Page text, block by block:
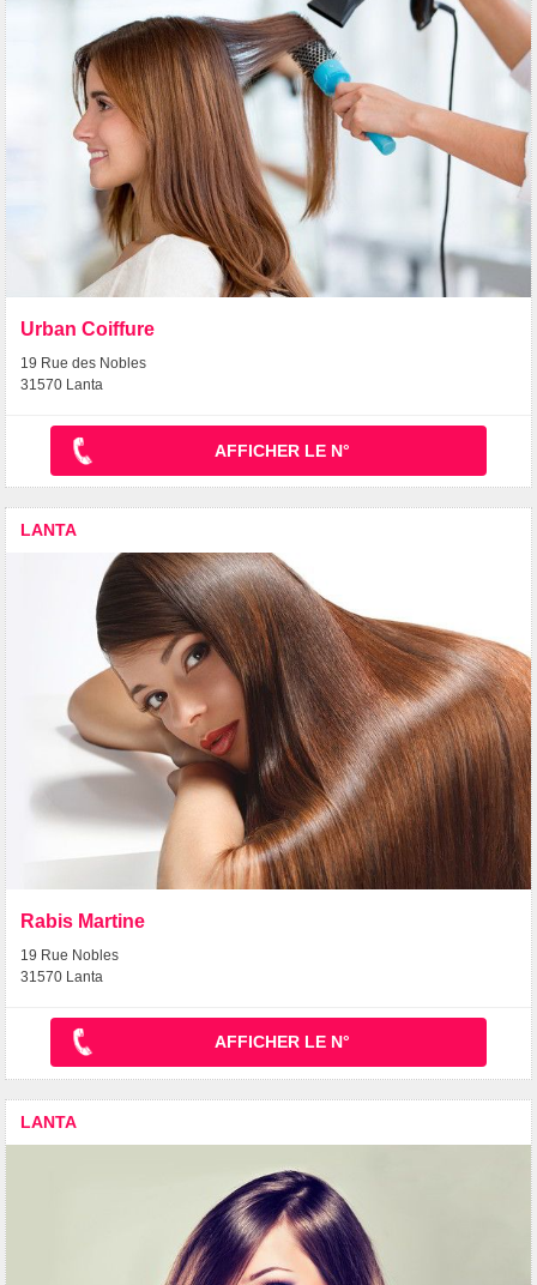
Urban Coiffure
19 Rue des Nobles
31570 Lanta
AFFICHER LE N°
LANTA
Rabis Martine
19 Rue Nobles
31570 Lanta
AFFICHER LE N°
LANTA